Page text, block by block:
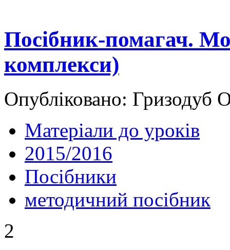
Посібник-помагач.
комплекси)
Опубліковано: Гризодуб
Матеріали до уроків
2015/2016
Посібники
методичний посібник
2